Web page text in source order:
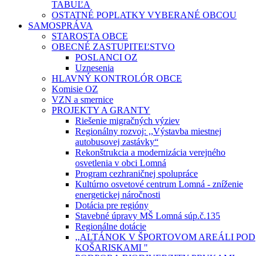
TABUĽA
OSTATNÉ POPLATKY VYBERANÉ OBCOU
SAMOSPRÁVA
STAROSTA OBCE
OBECNÉ ZASTUPITEĽSTVO
POSLANCI OZ
Uznesenia
HLAVNÝ KONTROLÓR OBCE
Komisie OZ
VZN a smernice
PROJEKTY A GRANTY
Riešenie migračných výziev
Regionálny rozvoj: ,,Výstavba miestnej
autobusovej zastávky“
Rekonštrukcia a modernizácia verejného
osvetlenia v obci Lomná
Program cezhraničnej spolupráce
Kultúrno osvetové centrum Lomná - zníženie
energetickej náročnosti
Dotácia pre regióny
Stavebné úpravy MŠ Lomná súp.č.135
Regionálne dotácie
,,ALTÁNOK V ŠPORTOVOM AREÁLI POD
KOŠARISKAMI "